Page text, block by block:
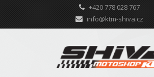
+420 778 028 767
info@ktm-shiva.cz